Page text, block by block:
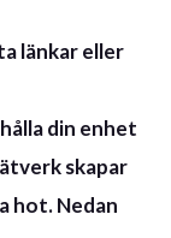
länkar eller
din enhet
skapar
hot. Nedan